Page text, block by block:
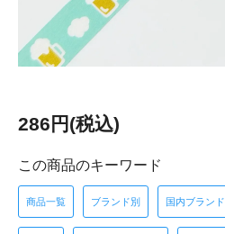
286円(税込)
この商品のキーワード
商品一覧 ブランド別 国内ブランド